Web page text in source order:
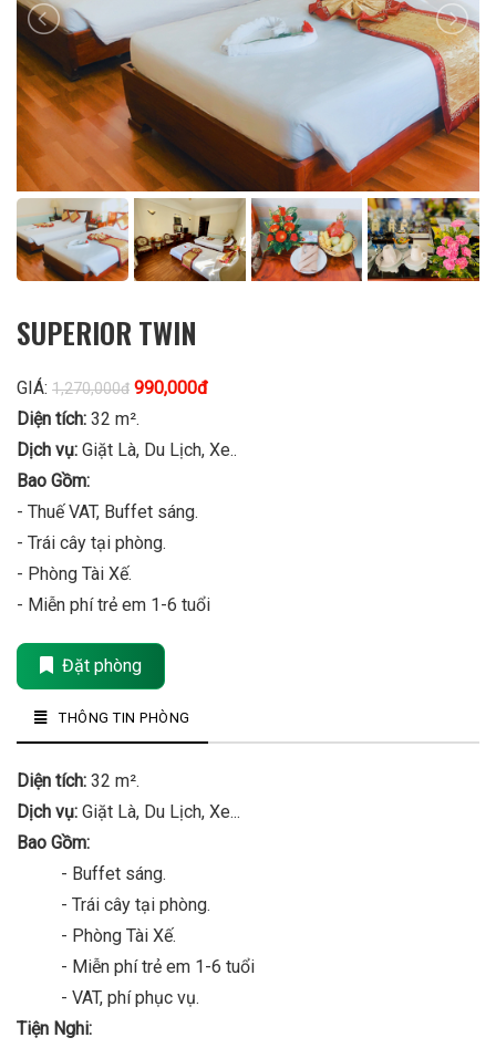
SUPERIOR TWIN
GIÁ: 1,270,000đ 990,000đ
Diện tích: 32 m².
Dịch vụ: Giặt Là, Du Lịch, Xe..
Bao Gồm:
- Thuế VAT, Buffet sáng.
- Trái cây tại phòng.
- Phòng Tài Xế.
- Miễn phí trẻ em 1-6 tuổi
Đặt phòng
THÔNG TIN PHÒNG
Diện tích: 32 m².
Dịch vụ: Giặt Là, Du Lịch, Xe...
Bao Gồm:
- Buffet sáng.
- Trái cây tại phòng.
- Phòng Tài Xế.
- Miễn phí trẻ em 1-6 tuổi
- VAT, phí phục vụ.
Tiện Nghi: